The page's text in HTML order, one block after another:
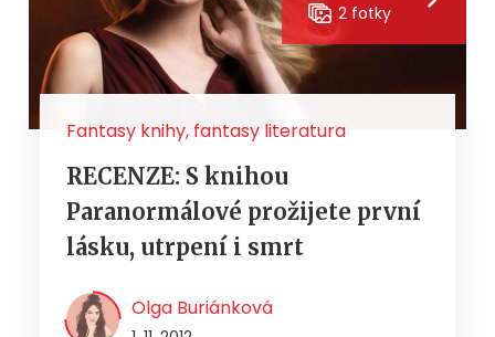
2 fotky
Fantasy knihy, fantasy literatura
RECENZE: S knihou
Paranormálové prožijete první
lásku, utrpení i smrt
Olga Buriánková